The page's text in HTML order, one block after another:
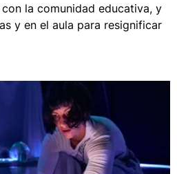
la comunidad educativa, y
y en el aula para resignificar